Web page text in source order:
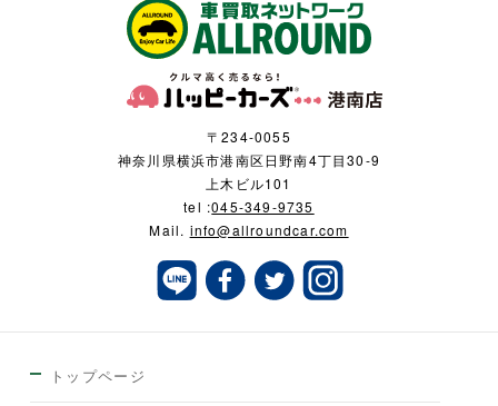
〒234-0055
神奈川県横浜市港南区日野南4丁目30-9
上木ビル101
tel :045-349-9735
Mail. info@allroundcar.com
トップページ